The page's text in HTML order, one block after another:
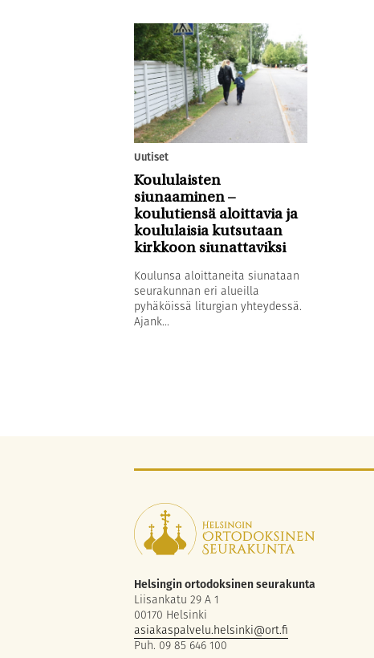
Uutiset
Koululaisten
siunaaminen –
koulutiensä aloittavia ja
koululaisia kutsutaan
kirkkoon siunattaviksi
Koulunsa aloittaneita siunataan
seurakunnan eri alueilla
pyhäköissä liturgian yhteydessä.
Ajank...
Helsingin ortodoksinen seurakunta
Liisankatu 29 A 1
00170 Helsinki
asiakaspalvelu.helsinki@ort.fi
Puh. 09 85 646 100